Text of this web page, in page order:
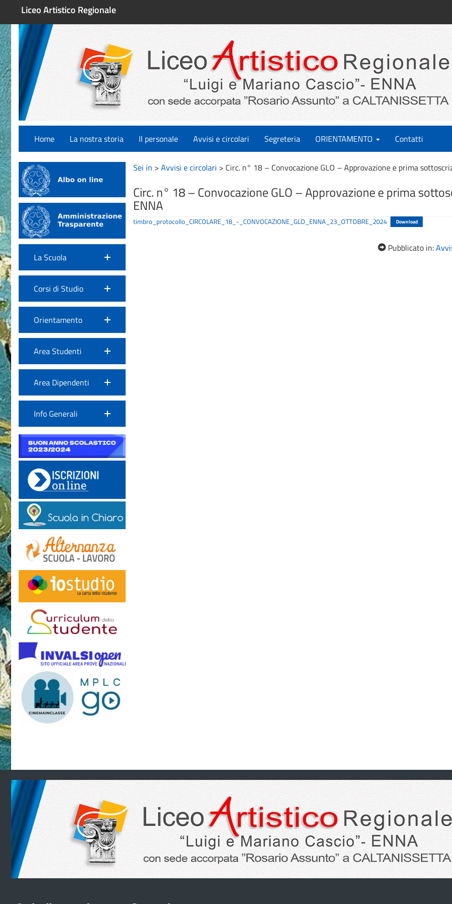
Liceo Artistico Regionale
Home La nostra storia Il personale Avvisi e circolari Segreteria ORIENTAMENTO Contatti
La Scuola
Corsi di Studio
Orientamento
Area Studenti
Area Dipendenti
Info Generali
Sei in > Avvisi e circolari > Circ. n° 18 – Convocazione GLO – Approvazione e prima
Circ. n° 18 – Convocazione GLO – Approvazione e prima
ENNA
timbro_protocollo_CIRCOLARE_18_-_CONVOCAZIONE_GLO_ENNA_23_OTTOBRE_2024 Download
Pubblicato in: